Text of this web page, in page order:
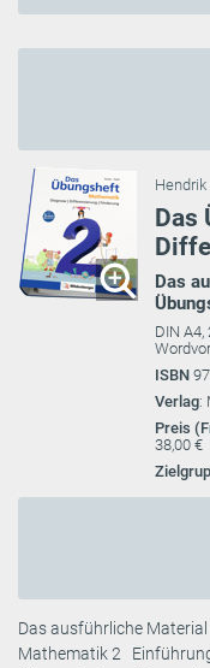
Das
Das
DIN
ISBN
Verlag:
Preis
38,00 €
Das ausführliche
Mathematik 2